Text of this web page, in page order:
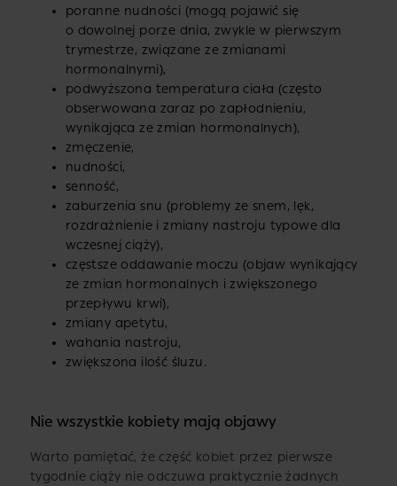
poranne nudności (mogą pojawić się
o dowolnej porze dnia, zwykle w pierwszym
trymestrze, związane ze zmianami
hormonalnymi),
podwyższona temperatura ciała (często
obserwowana zaraz po zapłodnieniu,
wynikająca ze zmian hormonalnych),
zmęczenie,
nudności,
senność,
zaburzenia snu (problemy ze snem, lęk,
rozdrażnienie i zmiany nastroju typowe dla
wczesnej ciąży),
częstsze oddawanie moczu (objaw wynikający
ze zmian hormonalnych i zwiększonego
przepływu krwi),
zmiany apetytu,
wahania nastroju,
zwiększona ilość śluzu.
Nie wszystkie kobiety mają objawy
Warto pamiętać, że część kobiet przez pierwsze
tygodnie ciąży nie odczuwa praktycznie żadnych